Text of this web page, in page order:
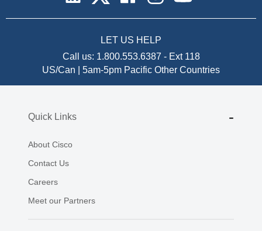
LET US HELP
Call us: 1.800.553.6387 - Ext 118
US/Can | 5am-5pm Pacific Other Countries